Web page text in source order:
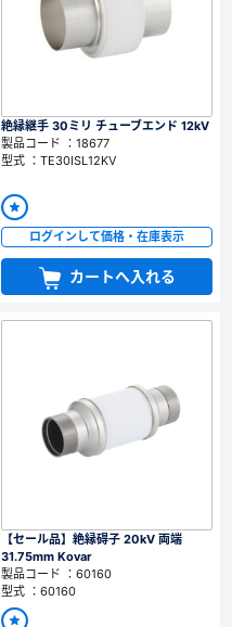
絶縁継手 30ミリ チューブエンド 12kV
製品コード ：18677
型式 ：TE30ISL12KV
ログインして価格・在庫表示
カートへ入れる
【セール品】絶縁碍子 20kV 両端
31.75mm Kovar
製品コード ：60160
型式 ：60160